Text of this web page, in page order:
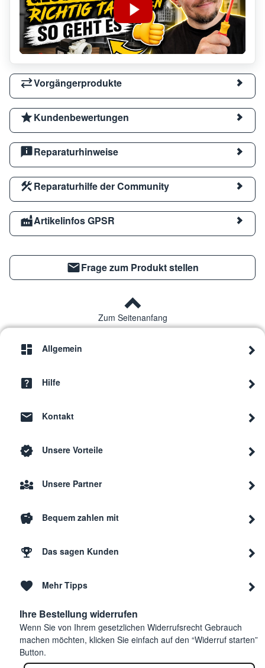
Vorgängerprodukte
Kundenbewertungen
Reparaturhinweise
Reparaturhilfe der Community
Artikelinfos GPSR
Frage zum Produkt stellen
Zum Seitenanfang
Allgemein
Hilfe
Kontakt
Unsere Vorteile
Unsere Partner
Bequem zahlen mit
Das sagen Kunden
Mehr Tipps
Ihre Bestellung widerrufen
Wenn Sie von Ihrem gesetzlichen Widerrufsrecht Gebrauch
machen möchten, klicken Sie einfach auf den “Widerruf starten”
Button.